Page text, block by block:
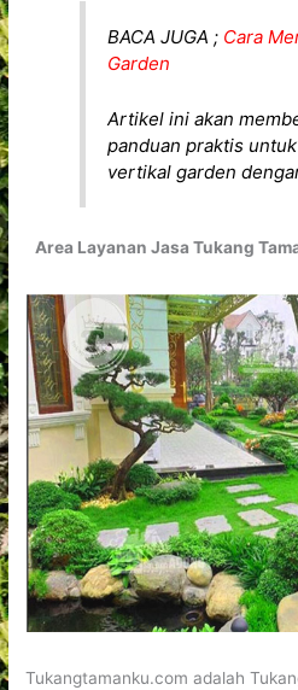
BACA JUGA ; Cara
Garden
Artikel ini akan
panduan praktis
vertikal garden
Area Layanan Jasa Tukang
Tukangtamanku.com adalah